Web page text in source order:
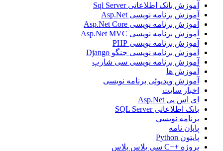
آموزش بانک اطلاعاتی Sql Server
آموزش برنامه نویسی Asp.Net
آموزش برنامه نویسی Asp.Net Core
آموزش برنامه نویسی Asp.Net MVC
آموزش برنامه نویسی PHP
آموزش برنامه نویسی جنگو Django
آموزش برنامه نویسی سی شارپ
آموزش ها
آموزش ویدیوئی برنامه نویسی
اخبار سایت
ای اس پی Asp.Net
بانک اطلاعاتی SQL Server
برنامه نویسی
پایان نامه
پایتون Python
پروژه ++C سی پلاس پلاس